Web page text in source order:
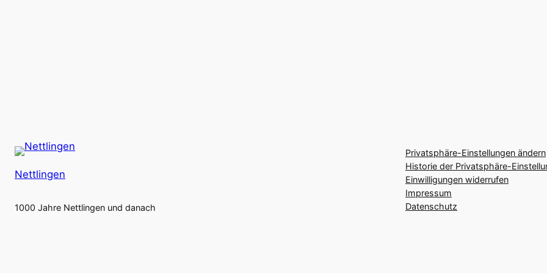
Nettlingen
1000 Jahre Nettlingen und danach
Privatsphäre-Einstellungen ändern
Historie der Privatsphäre-
Einwilligungen widerrufen
Impressum
Datenschutz